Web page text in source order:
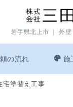
岩手県北上市 ｜ 外
の流れ 施
塗替え工事